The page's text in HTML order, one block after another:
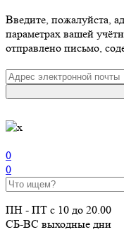
Введите, пожалуйста,
параметрах вашей
отправлено письмо,
0
0
ПН - ПТ с 10 до 20.00
СБ-ВС выходные дни